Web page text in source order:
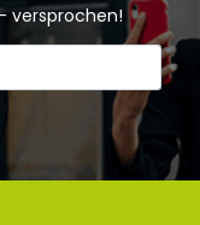
versprochen!